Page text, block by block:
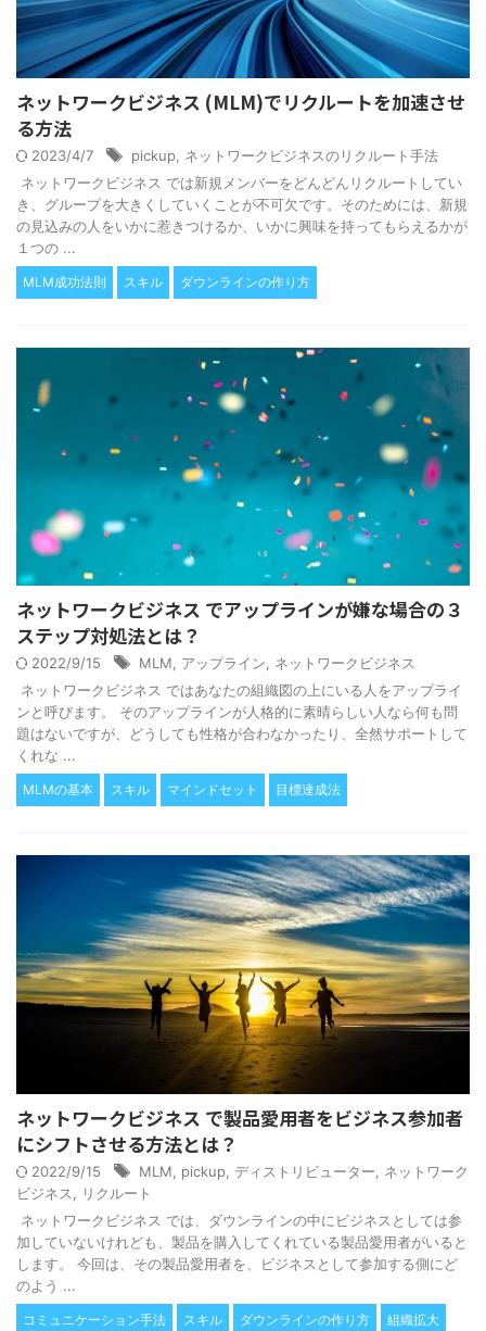
ネットワークビジネス (MLM)でリクルートを加速させ
る方法
2023/4/7 pickup ネットワークビジネスのリクルート手法
ネットワークビジネス では新規メンバーをどんどんリクルートしてい
き、グループを大きくしていくことが不可欠です。そのためには、新規
の見込みの人をいかに惹きつけるか、いかに興味を持ってもらえるかが
１つの ...
MLM成功法則 スキル ダウンラインの作り方
ネットワークビジネス でアップラインが嫌な場合の３
ステップ対処法とは？
2022/9/15 MLM, アップライン, ネットワークビジネス
ネットワークビジネス ではあなたの組織図の上にいる人をアップライ
ンと呼びます。 そのアップラインが人格的に素晴らしい人なら何も問
題はないですが、どうしても性格が合わなかったり、全然サポートして
くれな ...
MLMの基本 スキル マインドセット 目標達成法
ネットワークビジネス で製品愛用者をビジネス参加者
にシフトさせる方法とは？
2022/9/15 MLM pickup ディストリビューター
ネットワーク
ビジネス
リクルート
ネットワークビジネス では、ダウンラインの中にビジネスとしては参
加していないけれども、製品を購入してくれている製品愛用者がいると
します。 今回は、その製品愛用者を、ビジネスとして参加する側にど
のよう ...
コミュニケーション手法 スキル ダウンラインの作り方 組織拡大